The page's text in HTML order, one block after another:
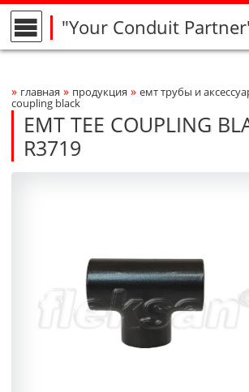
"Your Conduit
Breadcrumbs Navigation
» главная » продукция » емт трубы и
coupling black
EMT TEE COUPLING
R3719
R3719
R3719